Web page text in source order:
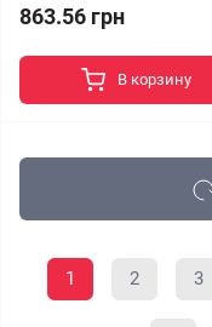
863.56 грн
В корзину
1 2 3